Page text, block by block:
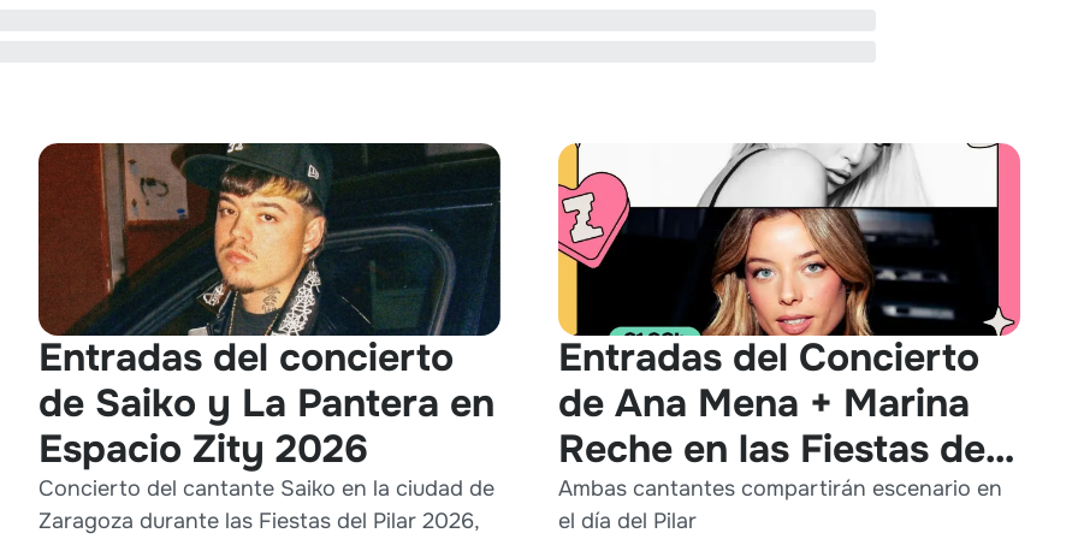
Entradas del concierto
de Saiko y La Pantera en
Espacio Zity 2026
Concierto del cantante Saiko en la ciudad de
Zaragoza durante las Fiestas del Pilar 2026,
Entradas del Concierto
de Ana Mena + Marina
Reche en las Fiestas del
Pilar 2026
Ambas cantantes compartirán escenario en
el día del Pilar